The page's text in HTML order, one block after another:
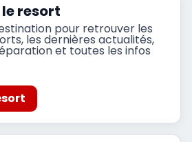
resort
pour retrouver les
les dernières actualités,
et toutes les infos